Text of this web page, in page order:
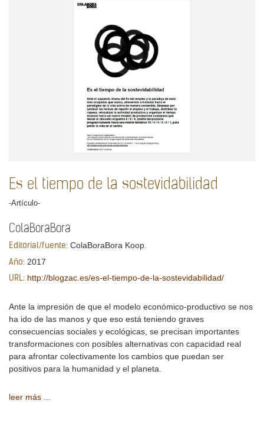
Es el tiempo de la sostevidabilidad
-Artículo-
ColaBoraBora
Editorial/fuente: ColaBoraBora Koop.
Año: 2017
URL: http://blogzac.es/es-el-tiempo-de-la-sostevidabilidad/
Ante la impresión de que el modelo económico-productivo se nos
ha ido de las manos y que eso está teniendo graves
consecuencias sociales y ecológicas, se precisan importantes
transformaciones con posibles alternativas con capacidad real
para afrontar colectivamente los cambios que puedan ser
positivos para la humanidad y el planeta.
leer más ...